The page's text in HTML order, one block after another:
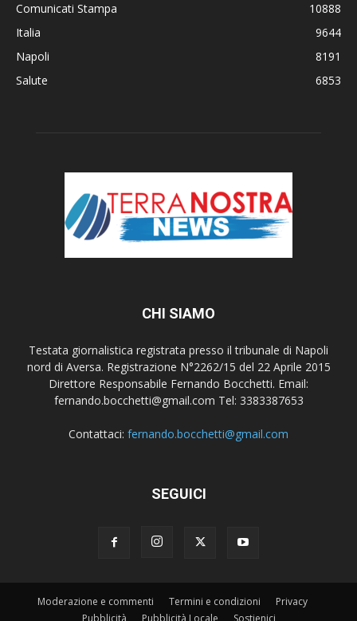
Comunicati Stampa
10888
Italia
9644
Napoli
8191
Salute
6853
CHI SIAMO
Testata giornalistica registrata presso il tribunale di Napoli
nord di Aversa. Registrazione N°2262/15 del 22 Aprile 2015
Direttore Responsabile Fernando Bocchetti. Email:
fernando.bocchetti@gmail.com Tel: 3383387653
Contattaci: fernando.bocchetti@gmail.com
SEGUICI
Moderazione e commenti Termini e condizioni
Privacy
Pubblicità
Pubblicità Locale Sostienici